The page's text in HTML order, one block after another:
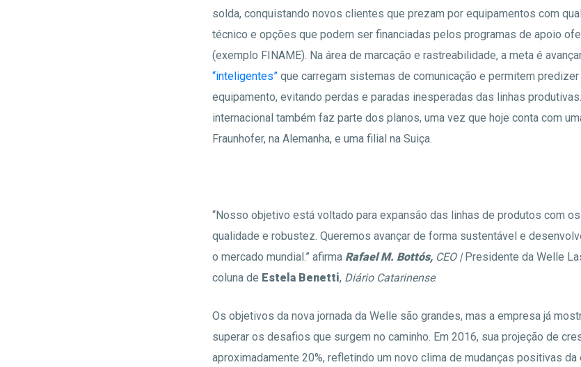
solda, conquistando novos clientes que prezam por equipamentos com
técnico e opções que podem ser financiadas pelos programas de apoio
(exemplo FINAME). Na área de marcação e rastreabilidade, a meta é
“inteligentes” que carregam sistemas de comunicação e permitem
equipamento, evitando perdas e paradas inesperadas das linhas
internacional também faz parte dos planos, uma vez que hoje conta com
Fraunhofer, na Alemanha, e uma filial na Suiça.
“Nosso objetivo está voltado para expansão das linhas de produtos com
qualidade e robustez. Queremos avançar de forma sustentável e
o mercado mundial.” afirma Rafael M. Bottós, CEO |Presidente da Welle
coluna de Estela Benetti, Diário Catarinense.
Os objetivos da nova jornada da Welle são grandes, mas a empresa já
superar os desafios que surgem no caminho. Em 2016, sua projeção de
aproximadamente 20%, refletindo um novo clima de mudanças positivas